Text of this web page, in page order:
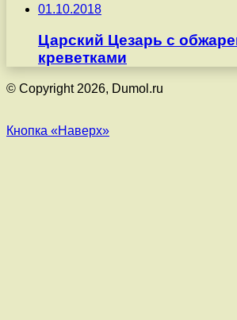
01.10.2018
Царский Цезарь с
креветками
© Copyright 2026, Dumol.ru
Кнопка «Наверх»